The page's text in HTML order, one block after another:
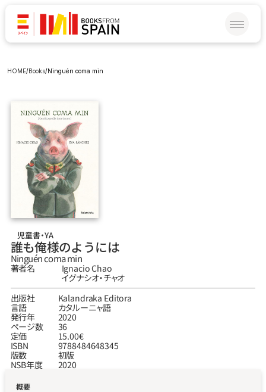
HOME/Books/Ninguén coma min
児童書・YA
誰も俺様のようには
Ninguén coma min
著者名
Ignacio Chao
イグナシオ‧チャオ
出版社
Kalandraka Editora
言語
カタルーニャ語
発行年
2020
ページ数
36
定価
15.00€
ISBN
9788484648345
版数
初版
NSB年度
2020
概要